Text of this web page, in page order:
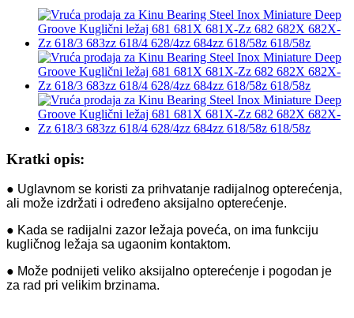
Kratki opis:
● Uglavnom se koristi za prihvatanje radijalnog opterećenja,
ali može izdržati i određeno aksijalno opterećenje.
● Kada se radijalni zazor ležaja poveća, on ima funkciju
kugličnog ležaja sa ugaonim kontaktom.
● Može podnijeti veliko aksijalno opterećenje i pogodan je
za rad pri velikim brzinama.